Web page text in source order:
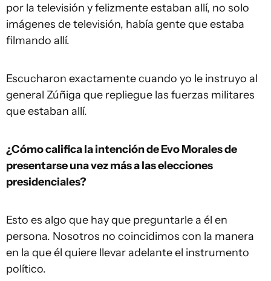
por la televisión y felizmente estaban allí, no solo
imágenes de televisión, había gente que estaba
filmando allí.
Escucharon exactamente cuando yo le instruyo al
general Zúñiga que repliegue las fuerzas militares
que estaban allí.
¿Cómo califica la intención de Evo Morales de
presentarse una vez más a las elecciones
presidenciales?
Esto es algo que hay que preguntarle a él en
persona. Nosotros no coincidimos con la manera
en la que él quiere llevar adelante el instrumento
político.